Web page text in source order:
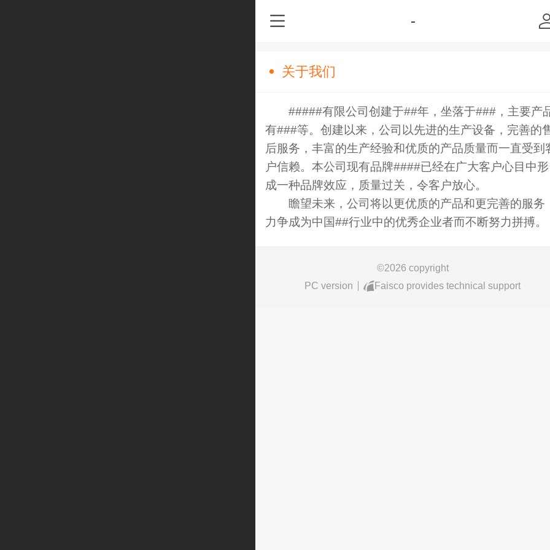
-
关于我们
#####有限公司创建于##年，坐落于###，主要产
有###等。创建以来，公司以先进的生产设备，完善的
后服务，丰富的生产经验和优质的产品质量而一直受到
户信赖。本公司现有品牌####已经在广大客户心目中形
成一种品牌效应，质量过关，令客户放心。
瞻望未来，公司将以更优质的产品和更完善的服务
力争成为中国##行业中的优秀企业者而不断努力拼搏。
©2026 copyright
PC version
Faisco provides technical support